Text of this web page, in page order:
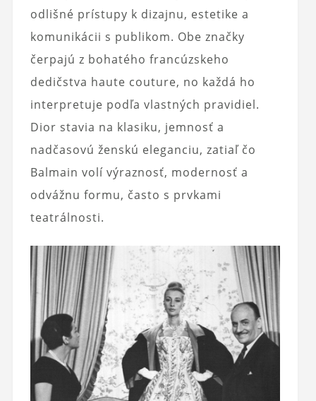
odlišné prístupy k dizajnu, estetike a
komunikácii s publikom. Obe značky
čerpajú z bohatého francúzskeho
dedičstva haute couture, no každá ho
interpretuje podľa vlastných pravidiel.
Dior stavia na klasiku, jemnosť a
nadčasovú ženskú eleganciu, zatiaľ čo
Balmain volí výraznosť, modernosť a
odvážnu formu, často s prvkami
teatrálnosti.